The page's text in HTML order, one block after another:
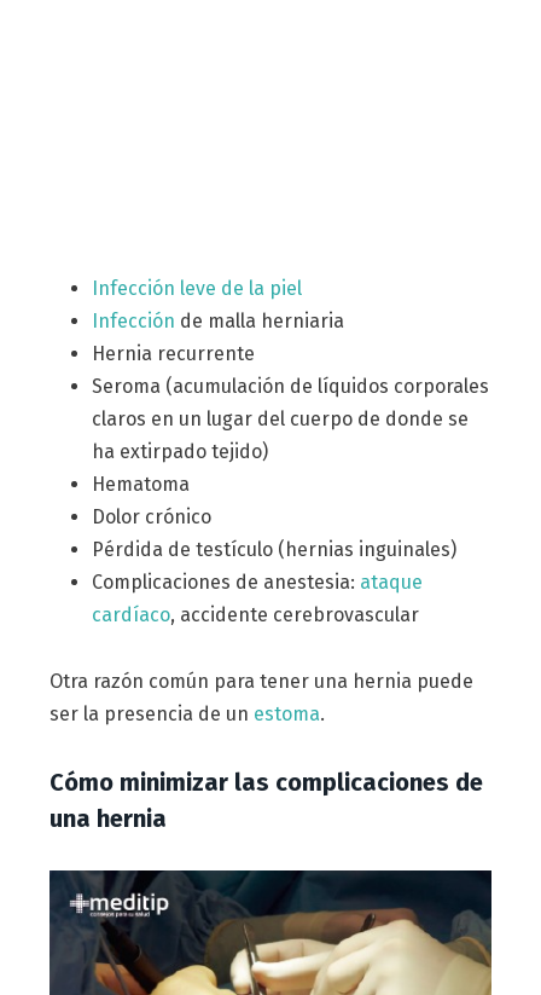
Infección leve de la piel
Infección de malla herniaria
Hernia recurrente
Seroma (acumulación de líquidos corporales
claros en un lugar del cuerpo de donde se
ha extirpado tejido)
Hematoma
Dolor crónico
Pérdida de testículo (hernias inguinales)
Complicaciones de anestesia: ataque
cardíaco, accidente cerebrovascular
Otra razón común para tener una hernia puede
ser la presencia de un estoma.
Cómo minimizar las complicaciones de
una hernia